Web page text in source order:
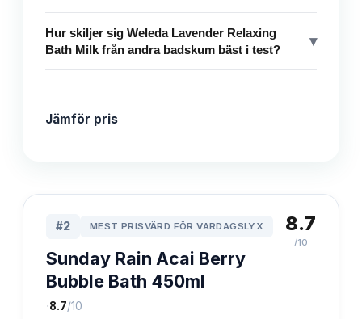
Hur skiljer sig Weleda Lavender Relaxing
Bath Milk från andra badskum bäst i test?
▾
Jämför pris
#2 MEST PRISVÄRD FÖR VARDAGSLYX
Sunday Rain Acai Berry
Bubble Bath 450ml
·8.7/10
8.7
/10